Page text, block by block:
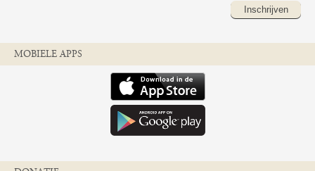
Inschrijven
MOBIELE APPS